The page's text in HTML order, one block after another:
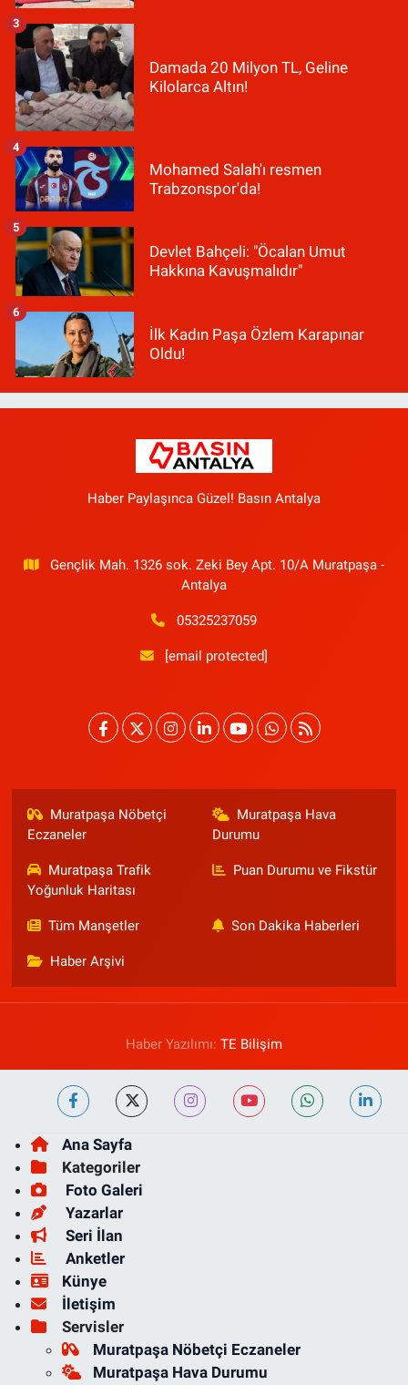
Damada 20 Milyon TL, Geline
Kilolarca Altın!
3
Mohamed Salah'ı resmen
Trabzonspor'da!
4
Devlet Bahçeli: "Öcalan Umut
Hakkına Kavuşmalıdır"
5
İlk Kadın Paşa Özlem Karapınar
Oldu!
6
Haber Paylaşınca Güzel! Basın Antalya
Gençlik Mah. 1326 sok. Zeki Bey Apt. 10/A Muratpaşa -
Antalya
05325237059
[email protected]
Muratpaşa Nöbetçi
Eczaneler
Muratpaşa Hava
Durumu
Muratpaşa Trafik
Yoğunluk Haritası
Puan Durumu ve Fikstür
Tüm Manşetler Son Dakika Haberleri
Haber Arşivi
Haber Yazılımı: TE Bilişim
Ana Sayfa
Kategoriler
Foto Galeri
Yazarlar
Seri İlan
Anketler
Künye
İletişim
Servisler
Muratpaşa Nöbetçi Eczaneler
Muratpaşa Hava Durumu